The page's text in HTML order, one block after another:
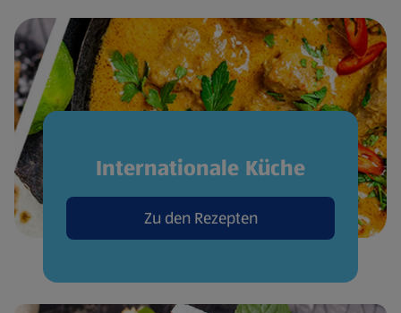
Internationale Küche
Zu den Rezepten